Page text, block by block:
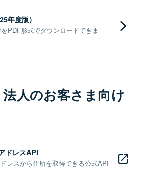
年度版）
PDF形式でダウンロードできま
人のお客さま向け
ドレスAPI
レスから住所を取得できる公式API